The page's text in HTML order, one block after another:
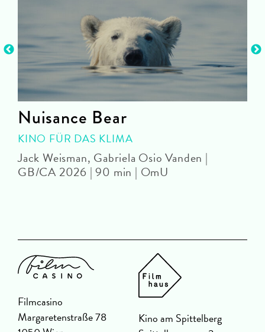
Nuisance Bear
KINO FÜR DAS KLIMA
Jack Weisman, Gabriela Osio Vanden |
GB/CA 2026 | 90 min | OmU
Filmcasino
Margaretenstraße 78
Kino am Spittelberg